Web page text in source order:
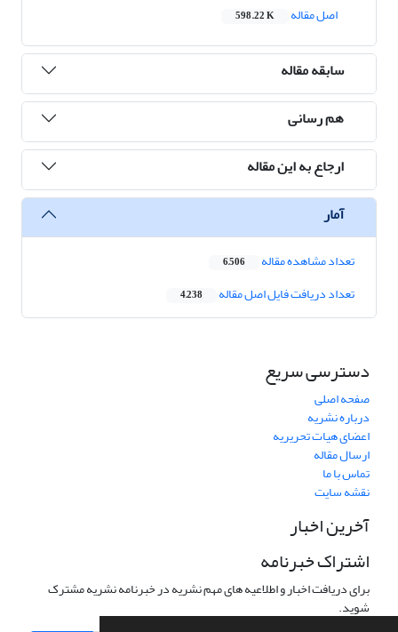
اصل مقاله
598.22 K
سابقه مقاله
هم رسانی
ارجاع به این مقاله
آمار
تعداد مشاهده مقاله 6,506
تعداد دریافت فایل اصل مقاله 4,238
دسترسی سریع
صفحه اصلی
درباره نشریه
اعضای هیات تحریریه
ارسال مقاله
تماس با ما
نقشه سایت
آخرین اخبار
اشتراک خبرنامه
برای دریافت اخبار و اطلاعیه های مهم نشریه در خبرنامه نشریه مشترک
شوید.